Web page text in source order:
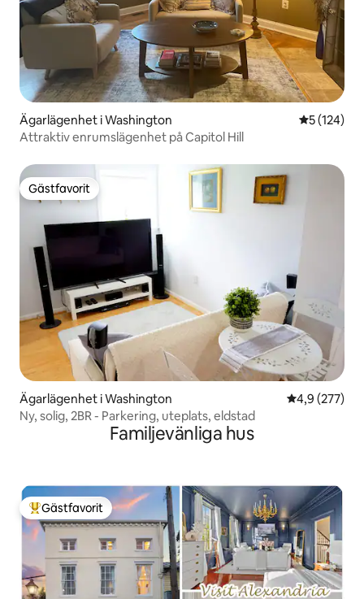
Ägarlägenhet i Washington 5 av 5 i
5 (124)
Attraktiv enrumslägenhet på Capitol Hill
Gästfavorit
Gästfavorit
Ägarlägenhet i Washington 4,9 av 5 i
4,9 (277)
Ny, solig, 2BR - Parkering, uteplats, eldstad
Familjevänliga hus
Populär gästfavorit
Gästfavorit